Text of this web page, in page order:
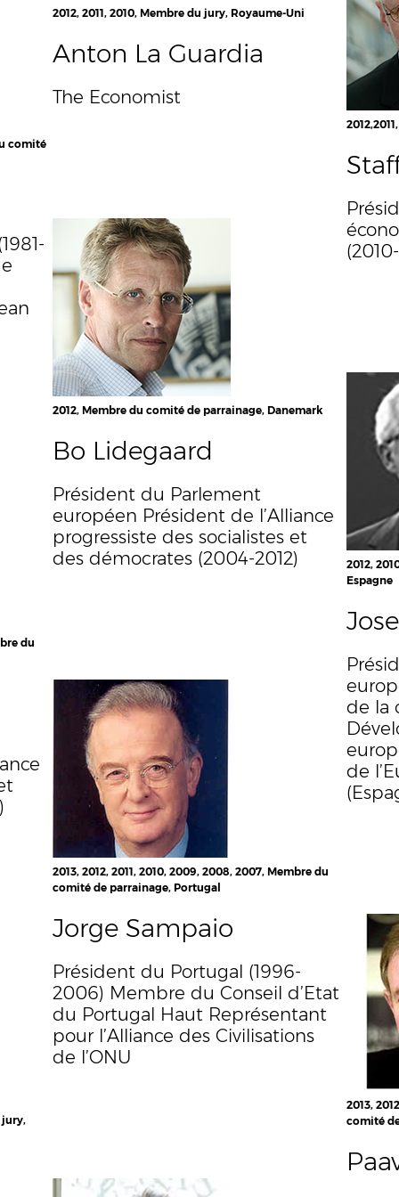
2012, 2011, 2010, Membre du jury, Royaume-Uni
Anton La Guardia
The Economist
comité
2012, Membre du comité de parrainage, Danemark
Bo Lidegaard
Président du Parlement
européen Président de l’Alliance
progressiste des socialistes et
des démocrates (2004-2012)
2012,
Espagne
de la
de
du
2013, 2012, 2011, 2010, 2009, 2008, 2007, Membre du
comité de parrainage, Portugal
Jorge Sampaio
Président du Portugal (1996-
2006) Membre du Conseil d’Etat
du Portugal Haut Représentant
pour l’Alliance des Civilisations
de l’ONU
2013,
comité
jury,